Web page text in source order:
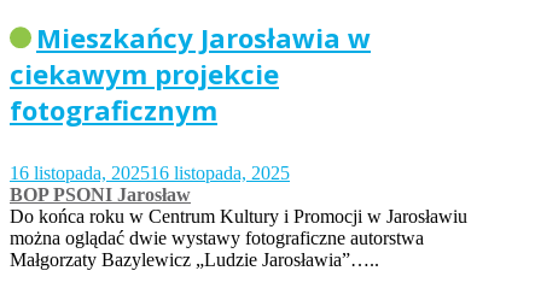
Mieszkańcy Jarosławia w
ciekawym projekcie
fotograficznym
16 listopada, 202516 listopada, 2025
BOP PSONI Jarosław
Do końca roku w Centrum Kultury i Promocji w Jarosławiu
można oglądać dwie wystawy fotograficzne autorstwa
Małgorzaty Bazylewicz „Ludzie Jarosławia”…..